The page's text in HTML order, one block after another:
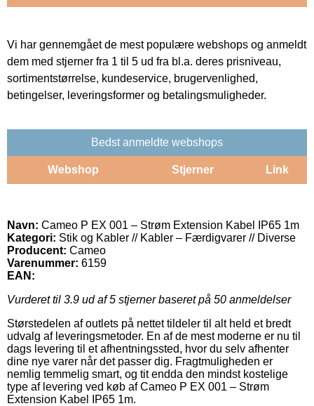
Vi har gennemgået de mest populære webshops og anmeldt
dem med stjerner fra 1 til 5 ud fra bl.a. deres prisniveau,
sortimentstørrelse, kundeservice, brugervenlighed,
betingelser, leveringsformer og betalingsmuligheder.
Bedst anmeldte webshops
Webshop Stjerner Link
Navn: Cameo P EX 001 – Strøm Extension Kabel IP65 1m
Kategori: Stik og Kabler // Kabler – Færdigvarer // Diverse
Producent: Cameo
Varenummer: 6159
EAN:
Vurderet til 3.9 ud af 5 stjerner baseret på 50 anmeldelser
Størstedelen af outlets på nettet tildeler til alt held et bredt
udvalg af leveringsmetoder. En af de mest moderne er nu til
dags levering til et afhentningssted, hvor du selv afhenter
dine nye varer når det passer dig. Fragtmuligheden er
nemlig temmelig smart, og tit endda den mindst kostelige
type af levering ved køb af Cameo P EX 001 – Strøm
Extension Kabel IP65 1m.